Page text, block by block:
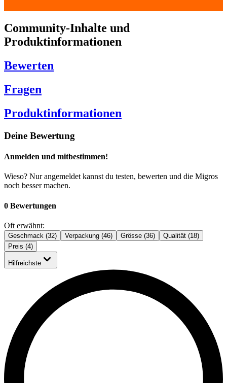
Community-Inhalte und
Produktinformationen
Bewerten
Fragen
Produktinformationen
Deine Bewertung
Anmelden und mitbestimmen!
Wieso? Nur angemeldet kannst du testen, bewerten und die Migros
noch besser machen.
0 Bewertungen
Oft erwähnt:
Geschmack (32) Verpackung (46) Grösse (36)
Qualität (18)
Preis (4)
Hilfreichste